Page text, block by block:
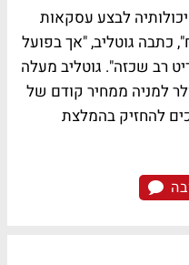
לבצע עסקאות
כתבה גוטליב, "אך בפועל
רב שכזה". גוטליב מעלה
היעד של פריגו ל-63 דולר למניה ממחיר קודם של
להחזיק בהמלצת